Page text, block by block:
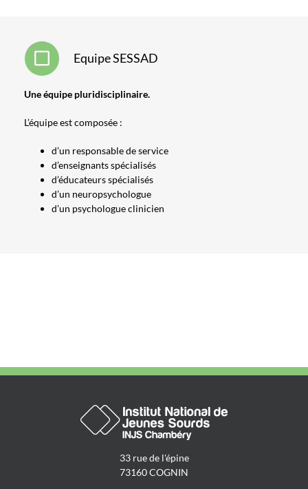
Equipe SESSAD
Une équipe pluridisciplinaire.
L’équipe est composée :
d’un responsable de service
d’enseignants spécialisés
d’éducateurs spécialisés
d’un neuropsychologue
d’un psychologue clinicien
33 rue de l'épine
73160 COGNIN